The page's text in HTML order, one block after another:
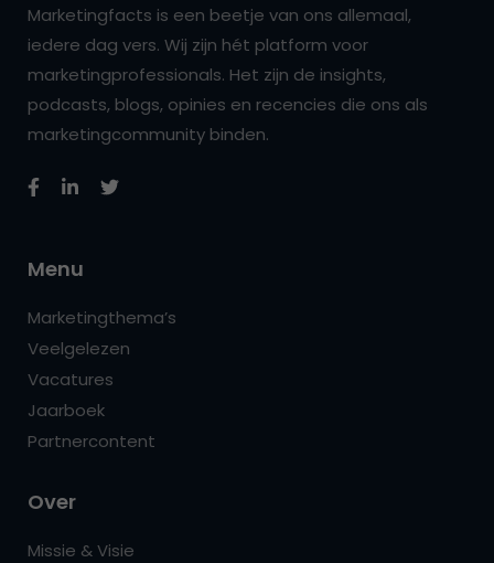
Marketingfacts is een beetje van ons allemaal,
iedere dag vers. Wij zijn hét platform voor
marketingprofessionals. Het zijn de insights,
podcasts, blogs, opinies en recencies die ons als
marketingcommunity binden.
Menu
Marketingthema’s
Veelgelezen
Vacatures
Jaarboek
Partnercontent
Over
Missie & Visie